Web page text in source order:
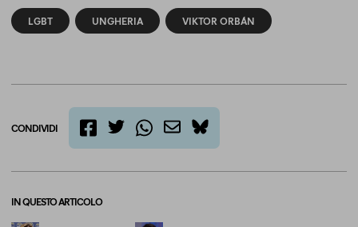
LGBT UNGHERIA VIKTOR ORBÁN
CONDIVIDI
bluesky
IN QUESTO ARTICOLO